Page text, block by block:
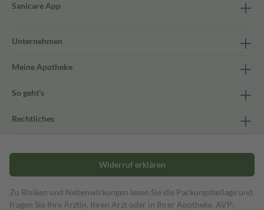
Sanicare App
Unternehmen
Meine Apotheke
So geht's
Rechtliches
Widerruf erklären
Zu Risiken und Nebenwirkungen lesen Sie die Packungsbeilage und
fragen Sie Ihre Ärztin, Ihren Arzt oder in Ihrer Apotheke. AVP: